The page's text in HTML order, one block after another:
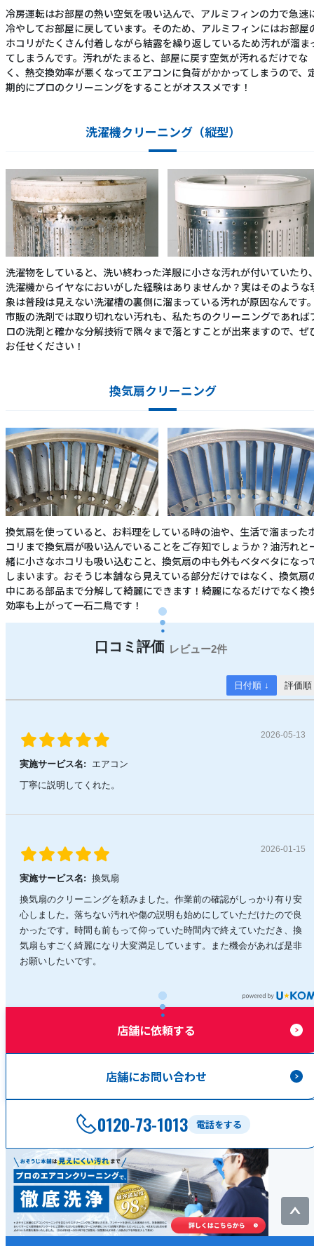
冷房運転はお部屋の熱い空気を吸い込んで、アルミフィンの力で急速
冷やしてお部屋に戻しています。そのため、アルミフィンにはお部屋
ホコリがたくさん付着しながら結露を繰り返しているため汚れが溜ま
てしまうんです。汚れがたまると、部屋に戻す空気が汚れるだけでな
く、熱交換効率が悪くなってエアコンに負荷がかかってしまうので、
期的にプロのクリーニングをすることがオススメです！
洗濯機クリーニング（縦型）
洗濯物をしていると、洗い終わった洋服に小さな汚れが付いていたり
洗濯機からイヤなにおいがした経験はありませんか？実はそのような
象は普段は見えない洗濯槽の裏側に溜まっている汚れが原因なんです
市販の洗剤では取り切れない汚れも、私たちのクリーニングであれば
ロの洗剤と確かな分解技術で隅々まで落とすことが出来ますので、ぜ
お任せください！
換気扇クリーニング
換気扇を使っていると、お料理をしている時の油や、生活で溜まった
コリまで換気扇が吸い込んでいることをご存知でしょうか？油汚れと
緒に小さなホコリも吸い込むこと、換気扇の中も外もベタベタになっ
しまいます。おそうじ本舗なら見えている部分だけではなく、換気扇
中にある部品まで分解して綺麗にできます！綺麗になるだけでなく換
効率も上がって一石二鳥です！
2件
日付順 ↓ 評価順
2026-05-13
実施サービス名:
エアコン
丁寧に説明してくれた。
2026-01-15
実施サービス名: 換気扇
換気扇のクリーニングを頼みました。作業前の確認がしっかり有り安
心しました。落ちない汚れや傷の説明も始めにしていただけたので良
かったです。時間も前もって仰っていた時間内で終えていただき、換
気扇もすごく綺麗になり大変満足しています。また機会があれば是非
お願いしたいです。
店舗に依頼する
店舗にお問い合わせ
電話をする
0120-73-1013